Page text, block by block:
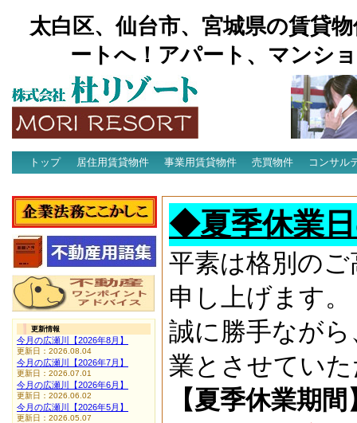
太白区、仙台市、宮城県の賃貸
ートへ！アパート、マンシ
トップ 居住用賃貸物件 事業用賃貸物件 売買物件
コンサル
◆夏季休業
平素は格別の
申し上げます。
誠に勝手なが
業とさせてい
【夏季休業期間
更新情報
今月の広瀬川【2026年8月】
更新日：2026.08.04
今月の広瀬川【2026年7月】
更新日：2026.07.01
今月の広瀬川【2026年6月】
更新日：2026.06.02
今月の広瀬川【2026年5月】
更新日：2026.05.07